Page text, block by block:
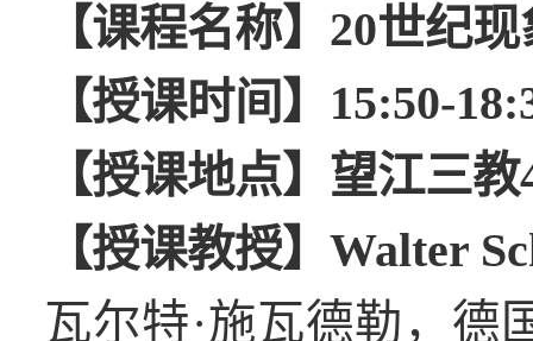
【课程名称】20世纪
【授课时间】15:50-
【授课地点】望江三教
【授课教授】Walter
瓦尔特·施瓦德勒，德